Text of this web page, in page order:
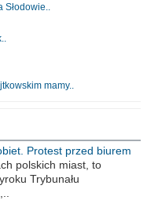
Słodowie..
mamy..
Protest przed biurem
polskich miast, to
Trybunału